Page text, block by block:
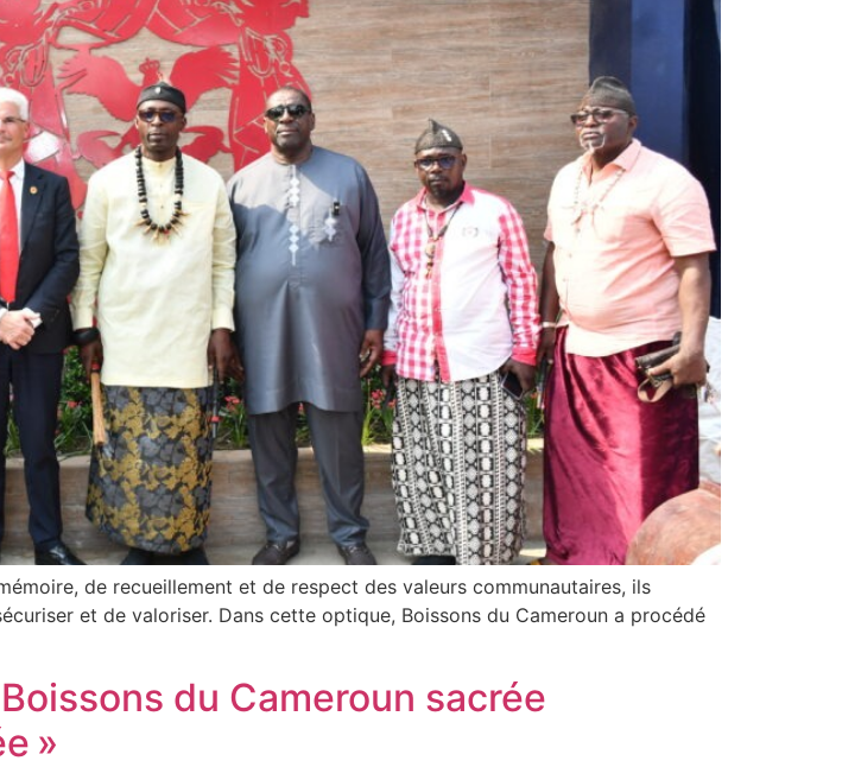
de recueillement et de respect des valeurs communautaires, ils
et de valoriser. Dans cette optique, Boissons du Cameroun a procédé
du Cameroun sacrée
»